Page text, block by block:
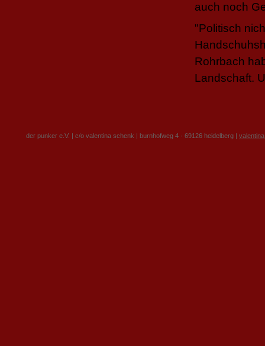
auch noch
"Politisch
Rohrbach
Landschaft.
der punker e.V. | c/o valentina schenk | burnhofweg 4 · 69126 heidelberg |